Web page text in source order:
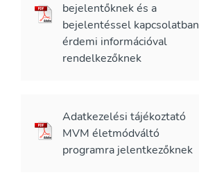
bejelentőknek és a
bejelentéssel kapcsolatban
érdemi információval
rendelkezőknek
Adatkezelési tájékoztató
MVM életmódváltó
programra jelentkezőknek